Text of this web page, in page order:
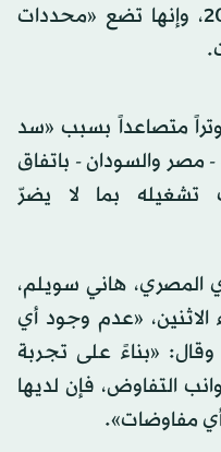
شيّدته أديس أبابا في عام 2011، وإنها تضع «محددات
متصاعداً بسبب «سد
مصر والسودان - باتفاق
تشغيله بما لا يضرّ
المصري، هاني سويلم،
«عدم وجود أي
«بناءً على تجربة
التفاوض، فإن لديها
مفاوضات».